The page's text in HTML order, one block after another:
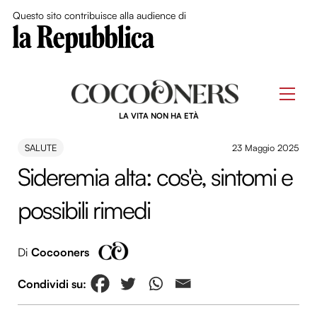
Questo sito contribuisce alla audience di
LA VITA NON HA ETÀ
SALUTE 23 Maggio 2025
Sideremia alta: cos'è, sintomi e
possibili rimedi
Di Cocooners